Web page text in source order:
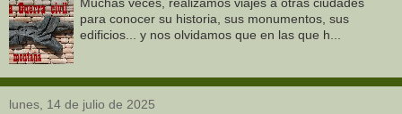
Muchas veces, realizamos viajes a otras ciudades
para conocer su historia, sus monumentos, sus
edificios... y nos olvidamos que en las que h...
lunes, 14 de julio de 2025